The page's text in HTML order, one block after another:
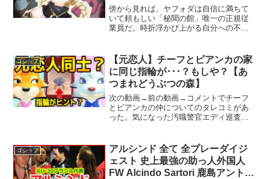
傍から見れば、ヤフォダは自信に満ちて
いて頼もしい「秘聞の館」唯一の正規従
業員だ。時折浮かび上がる自分への不信
ムカケのように一口で飲み込んでしまう
のだろう。ーーーーーーー...
ゴシップ
【元恋人】チーフとビアンカの家
に同じ指輪が･･･？もしや？【あ
つまれどうぶつの森】
次の動画→前の動画→コメントでチーフ
とビアンカの仲についてのタレコミがあ
った。気になった汚職警官エディ巡査は
れ？しらん。◆Discordでファンコミュニ
ティ始めました！無...
ゴシップ
アルシンド 全て 全プレーダイジ
ェスト 史上最強の助っ人外国人
FW Alcindo Sartori 鹿島アントラ